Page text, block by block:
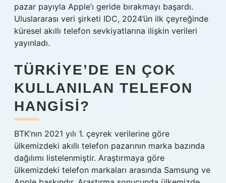
pazar payıyla Apple’ı geride bırakmayı başardı.
Uluslararası veri şirketi IDC, 2024’ün ilk çeyreğinde
küresel akıllı telefon sevkiyatlarına ilişkin verileri
yayınladı.
TÜRKIYE’DE EN ÇOK
KULLANILAN TELEFON
HANGISI?
BTK’nın 2021 yılı 1. çeyrek verilerine göre
ülkemizdeki akıllı telefon pazarının marka bazında
dağılımı listelenmiştir. Araştırmaya göre
ülkemizdeki telefon markaları arasında Samsung ve